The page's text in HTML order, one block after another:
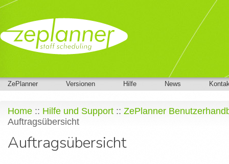
ZePlanner Versionen Hilfe News
Home :: Hilfe und Support :: ZePlanner
Auftragsübersicht
Auftragsübersicht